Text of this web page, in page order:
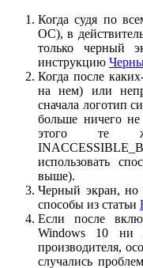
Когда судя по
ОС), в
только черный
инструкцию
Когда после
на нем) или
сначала логотип
больше ничего
этого те
использовать
выше).
Черный экран, но
способы из статьи
Если после
Windows 10 ни
производителя,
случались